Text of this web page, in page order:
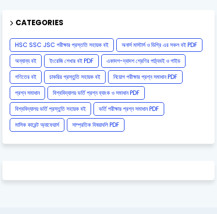
CATEGORIES
HSC SSC JSC পরীক্ষার প্রস্ততি সহায়ক বই
অনার্স মাস্টার্স ও ডিগ্রি এর সকল বই PDF
অন্যান্য বই
ইংরেজি শেখার বই PDF
একাদশ-দ্বাদশ শ্রেণির পাঠ্যবই ও গাইড
গণিতের বই
চাকরির প্রস্তুতি সহায়ক বই
নিয়োগ পরীক্ষার প্রশ্ন সমাধান PDF
প্রশ্ন সমাধান
বিশ্ববিদ্যালয় ভর্তি প্রশ্ন ব্যাংক ও সমাধান PDF
বিশ্ববিদ্যালয় ভর্তি প্রস্তুতি সহায়ক বই
ভর্তি পরীক্ষার প্রশ্ন সমাধান PDF
মাসিক কারেন্ট অ্যাফেয়ার্স
সাম্প্রতিক বিষয়াবলি PDF